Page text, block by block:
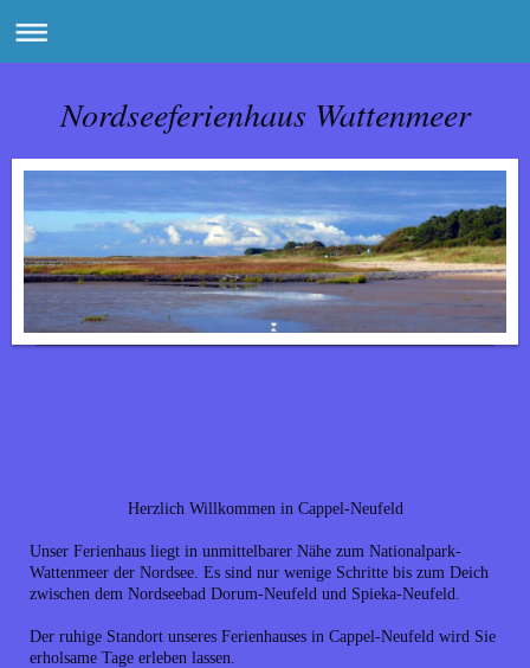
Nordseeferienhaus Wattenmeer
Herzlich Willkommen in Cappel-Neufeld
Unser Ferienhaus liegt in unmittelbarer Nähe zum Nationalpark-
Wattenmeer der Nordsee. Es sind nur wenige Schritte bis zum Deich
zwischen dem Nordseebad Dorum-Neufeld und Spieka-Neufeld.
Der ruhige Standort unseres Ferienhauses in Cappel-Neufeld wird Sie
erholsame Tage erleben lassen.